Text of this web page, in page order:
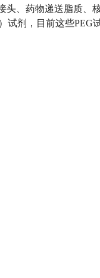
头、药物递送脂质、
试剂，目前这些PEG